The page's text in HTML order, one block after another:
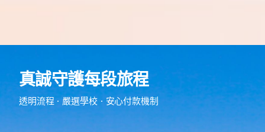
真誠守護每段旅程
透明流程・嚴選學校・安心付款機制